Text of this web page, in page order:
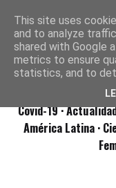
Covid-19·
América Latina ·
This site uses
and to analyze
shared with Google
metrics to ensure
statistics, and to